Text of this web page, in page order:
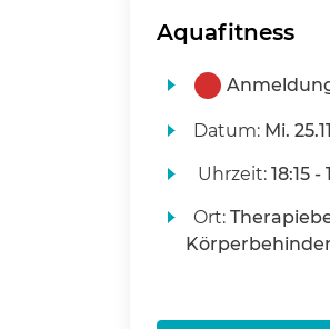
Aquafitness
Datum: Mi.
Uhrzeit: 18:15 -
Ort: